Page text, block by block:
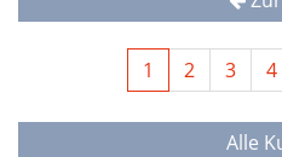
1 2 3 4
Alle